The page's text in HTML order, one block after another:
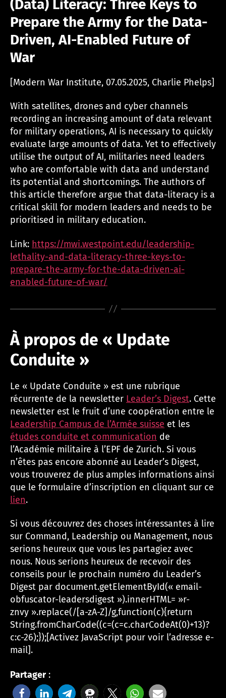
(Data) Literacy: Three Keys to
Prepare the Army for the Data-
Driven, AI-Enabled Future of
War
[Modern War Institute, 07.05.2025, Charlie Phelps]
With satellites, drones and cyber channels
recording an increasing amount of data relevant
for military operations, AI is necessary to quickly
evaluate large amounts of data. Yet to effectively
utilise the output of AI, militaries need leaders
who are comfortable with data and understand
its potential and shortcomings. The authors of
this article therefore argue that data-literacy is a
critical skill for modern leaders and needs to be
prioritised in military education.
Link: https://mwi.westpoint.edu/leadership-
lethality-and-data-literacy-three-keys-to-
prepare-the-army-for-the-data-driven-ai-
enabled-future-of-war/
À propos de « Update
Conduite »
Le « Update Conduite » est une rubrique
récurrente de la newsletter Leader’s Digest. Cette
newsletter est le fruit d’une coopération entre le
Leadership Campus de l’Armée suisse et les
études conduite et communication de
l’Académie militaire à l’EPF de Zurich. Si vous
n’êtes pas encore abonné au Leader’s Digest,
vous trouverez de plus amples informations ainsi
que le formulaire d’inscription en cliquant sur ce
lien.
Si vous découvrez des choses intéressantes à lire
sur Command, Leadership ou Management, nous
serions heureux que vous les partagiez avec
nous. Nous serions heureux de recevoir des
conseils pour le prochain numéro du Leader’s
Digest par document.getElementById(« email-
obfuscator-leadersdigest »).innerHTML= »r-
znvy ».replace(/[a-zA-Z]/g,function(c){return
String.fromCharCode((c=(c=c.charCodeAt(0)+13)?
c:c-26);});[Activez JavaScript pour voir l’adresse e-
mail].
Partager: